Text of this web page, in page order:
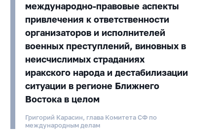
международно-правовые аспекты
привлечения к ответственности
организаторов и исполнителей
военных преступлений, виновных в
неисчислимых страданиях
иракского народа и дестабилизации
ситуации в регионе Ближнего
Востока в целом
Григорий Карасин, глава Комитета СФ по
международным делам